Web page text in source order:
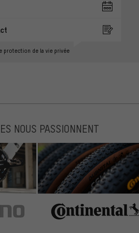
protection de la vie privée
NOUS PASSIONNENT